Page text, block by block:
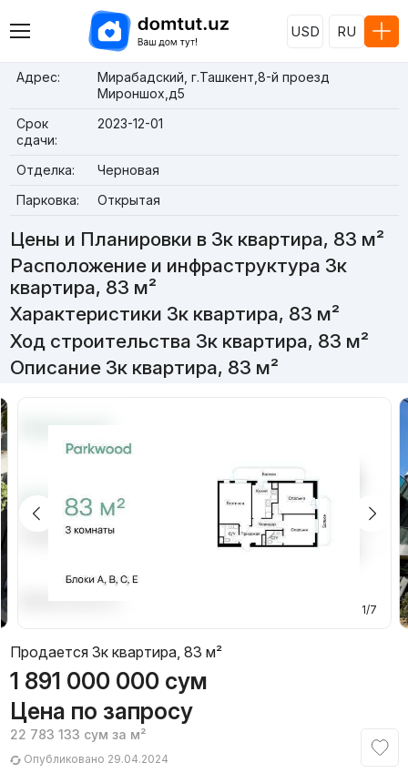
USD RU
Адрес:
Мирабадский, г.Ташкент,8-й проезд
Мироншох,д5
Срок
сдачи:
2023-12-01
Отделка:
Черновая
Парковка:
Открытая
Цены и Планировки в 3к квартира, 83 м²
Расположение и инфраструктура 3к
квартира, 83 м²
Характеристики 3к квартира, 83 м²
Ход строительства 3к квартира, 83 м²
Описание 3к квартира, 83 м²
1/7
Продается 3к квартира, 83 м²
1 891 000 000 сум
Цена по запросу
22 783 133 сум за м²
Опубликовано 29.04.2024